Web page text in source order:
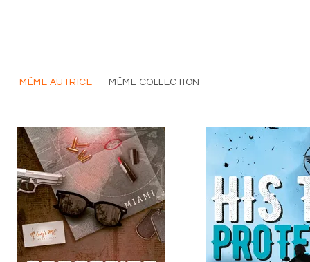
MÊME AUTRICE MÊME COLLECTION